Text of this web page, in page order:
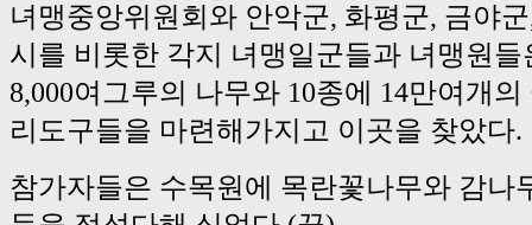
녀맹중앙위원회와 안악군, 화평군, 금야
시를 비롯한 각지 녀맹일군들과 녀맹원들
8,000여그루의 나무와 10종에 14만여개
리도구들을 마련해가지고 이곳을 찾았다.
참가자들은 수목원에 목란꽃나무와 감나